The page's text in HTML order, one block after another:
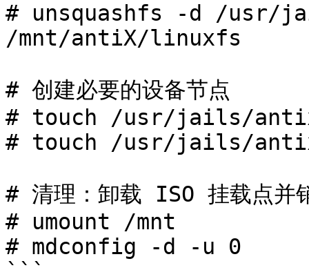
# unsquashfs -d /usr/
/mnt/antiX/linuxfs
# 创建必要的设备节点
# touch /usr/jails/
# touch /usr/jails/
# 清理：卸载 ISO 挂载点并
# umount /mnt
# mdconfig -d -u 0
```